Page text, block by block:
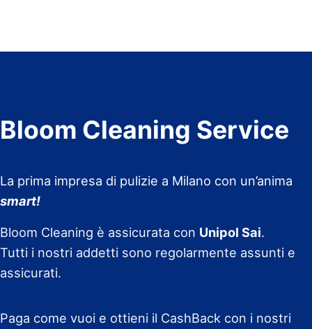
Bloom Cleaning Service
La prima impresa di pulizie a Milano con un’anima
smart!
Bloom Cleaning è assicurata con Unipol Sai.
Tutti i nostri addetti sono regolarmente assunti e
assicurati.
Paga come vuoi e ottieni il CashBack con i nostri